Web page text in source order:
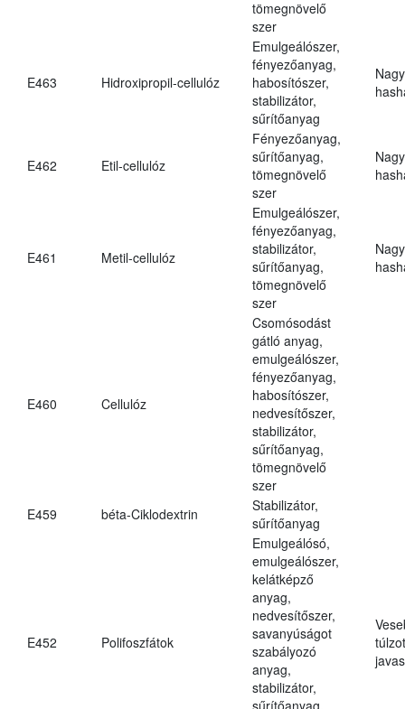
tömegnövelő
szer
E463 Hidroxipropil-cellulóz
Emulgeálószer,
fényezőanyag,
habosítószer,
stabilizátor,
sűrítőanyag
E462 Etil-cellulóz
Fényezőanyag,
sűrítőanyag,
tömegnövelő
szer
E461 Metil-cellulóz
Emulgeálószer,
fényezőanyag,
stabilizátor,
sűrítőanyag,
tömegnövelő
szer
E460 Cellulóz
Csomósodást
gátló anyag,
emulgeálószer,
fényezőanyag,
habosítószer,
nedvesítőszer,
stabilizátor,
sűrítőanyag,
tömegnövelő
szer
E459
béta-Ciklodextrin
Stabilizátor,
sűrítőanyag
E452 Polifoszfátok
Emulgeálósó,
emulgeálószer,
kelátképző
anyag,
nedvesítőszer,
savanyúságot
szabályozó
anyag,
stabilizátor,
sűrítőanyag,